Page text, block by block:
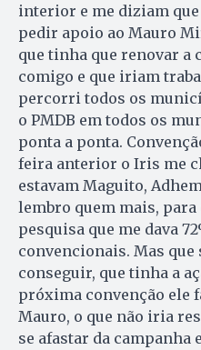
interior e me diziam
pedir apoio ao Mauro
que tinha que renovar a
comigo e que iriam
percorri todos os
o PMDB em todos os
ponta a ponta.
feira anterior o Iris me
estavam Maguito,
lembro quem mais,
pesquisa que me dava
convencionais. Mas
conseguir, que tinha a
próxima convenção ele
Mauro, o que não iria
se afastar da campanha